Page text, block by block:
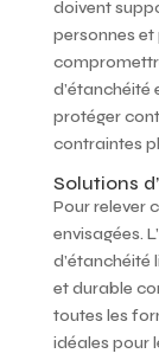
doivent
personnes
d’étanchéité
protéger
contraintes
Solutions
Pour relever
envisagées.
d’étanchéité
et durable
toutes les
idéales pour